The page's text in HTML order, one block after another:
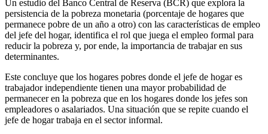
Un estudio del Banco Central de Reserva (BCR) que explora la
persistencia de la pobreza monetaria (porcentaje de hogares que
permanece pobre de un año a otro) con las características de empleo
del jefe del hogar, identifica el rol que juega el empleo formal para
reducir la pobreza y, por ende, la importancia de trabajar en sus
determinantes.
Este concluye que los hogares pobres donde el jefe de hogar es
trabajador independiente tienen una mayor probabilidad de
permanecer en la pobreza que en los hogares donde los jefes son
empleadores o asalariados. Una situación que se repite cuando el
jefe de hogar trabaja en el sector informal.